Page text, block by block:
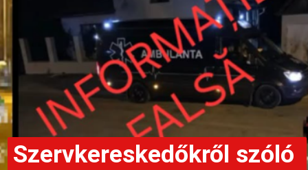
Szervkereskedőkről szóló
Szervkereskedőkről szóló